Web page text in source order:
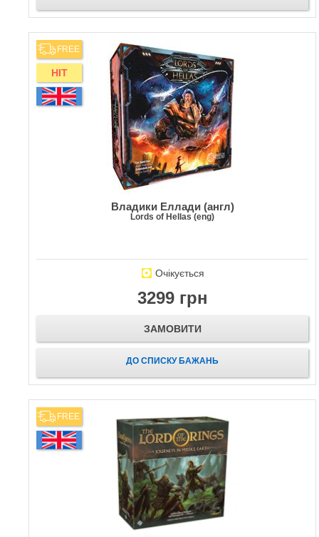
FREE
HIT
Владики Еллади (англ)
Lords of Hellas (eng)
Очікується
3299 грн
ЗАМОВИТИ
ДО СПИСКУ БАЖАНЬ
FREE